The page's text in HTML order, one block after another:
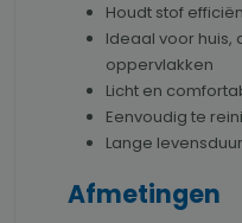
Houdt stof
Ideaal voor huis,
oppervlakken
Licht en
Eenvoudig te
Lange levensduur
Afmetingen